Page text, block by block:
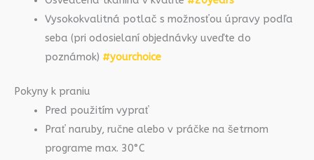
Vysokokvalitná potlač s možnosťou úpravy podľa
seba (pri odosielaní objednávky uveďte do
poznámok) #yourchoice
Pokyny k praniu
Pred použitím vyprať
Prať naruby, ručne alebo v práčke na šetrnom
programe max. 30°C